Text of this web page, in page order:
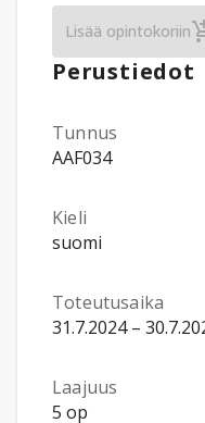
Lisää opintokoriin
Perustiedot
Tunnus
AAF034
Kieli
suomi
Toteutusaika
31.7.2024 –
Laajuus
5 op